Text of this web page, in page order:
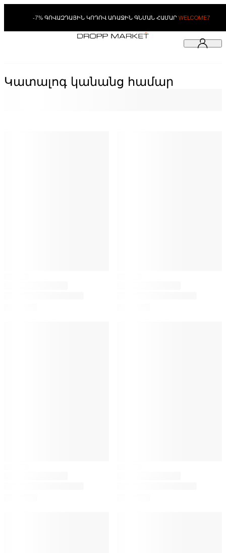
-7% ԳՈՎԱԶԴԱՅԻՆ ԿՈԴՈՎ ԱՌԱՋԻՆ ԳՆՄԱՆ ՀԱՄԱՐ WELCOME7
Կատալոգ կանանց համար